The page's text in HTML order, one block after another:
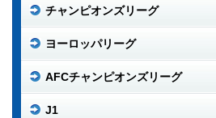
チャンピオンズリーグ
ヨーロッパリーグ
AFCチャンピオンズリーグ
J1